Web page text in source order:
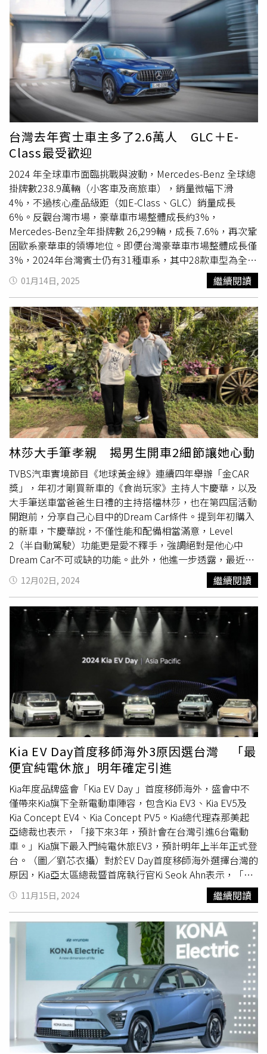
惠政府機關、專案批售、標購者、營業車、租賃及批售車不
適用，詳請洽LUXGEN全台體驗中心/生活館。註3：係指購
買指定車型並於11月份完成領牌，LUXGEN與指定配合公司
保有審核之權利，且不得與其他分期優惠方案併用，詳細內
容請參閱LUXGEN官網或洽全台體驗中心/生活館。註4：詳
細活動辦法請參閱LuxShop商城。註5：納智捷汽車(股)公
司保有隨時增刪、暫停取消或調整上述購車優惠內容及細節
之權利；納智捷對上述購車優惠內容擁有最終解釋權。
圈，呈現豪華與動感兼具的設計語彙。座艙內融合BMW
Operating System 8.5、懸浮式曲面螢幕與AR擴增實境導航
等先進科技，結合水晶中控套件、harman/kardon音響、跑
車座椅與BMW環繞光幕，營造科技與質感並存的豪華座
艙。全車系同時搭載BMW Personal CoPilot智慧駕駛輔助
系統，整合360度環景攝影、遠端3D監控、自動倒車輔助與
變換車道輔助等尖端功能，全面提升駕馭的便利與安心感，
展現新世代BMW 5系列凌駕同級的科技實力與全面魅力。
全新BMW 5系列全車系自上市以來廣獲消費者讚譽，不僅
展現豪華與科技兼具的產品實力，更成為中大型豪華房車級
距的卓越代表。為回饋廣大車主的支持，BMW總代理汎德
推出「BMW仲夏禮馭」專案，凡於本月完成交車領牌，即
可享3年／4萬公里原廠保養套裝，讓車主從容駕馭、尊榮啟
程。同時亦提供多元彈性入主選擇，包含低月付9,900元起
分期購車優惠，或150萬元48期低利率專案，另也提供3年
租賃禮遇方案，輕鬆實現入主夢想。針對指定年式車型，更
限時加贈1年乙式全險與原廠第4年延長保固，全面升級售後
保障體驗。「BMW仲夏禮馭」不僅展現品牌對顧客的誠意
與承諾，更完美呼應全新BMW 5系列在性能、質感與科技
層面的卓越表現，為追求極致駕馭與尊榮生活的車主，帶來
前所未有的豪華新境界。前衛科技再進化 鋒芒自成馭電馳
騁全新BMW i4針對此車型「BMW仲夏禮馭」專案：本月交
車即享4年不限里程原廠保養，全面升級用車體驗。另提供
多元彈性入主選擇，包括月付9,900元起分期、100萬48期
低利專案與3年租賃方案，輕鬆實現純電駕馭夢想。針對指
定年式車型，更限時加贈1年乙式全險，感受BMW i4融合電
能科技與駕馭樂趣的純電魅力（圖／汎德提供）。全新
BMW 4系列純電轎跑BMW i4以嶄新四眼造型日行燈與流線
車身設計展現動感魅力，搭配全新雷射尾燈、M空力套件與
加大口徑尾管，營造蓄勢待發的性能姿態。無論是優雅俐落
的燃油車型，或熱情馭電的i4純電車型，皆全面升級BMW
Operating System 8.5、AR擴增實境導航、懸浮式曲面螢幕
與智慧語音助理2.0，全車系更標配車況抬頭顯示器、手機
數位鑰匙、手機無線充電裝置與智慧Comfort Access免鑰
匙系統，科技配備全面進化。同時導入Fire Red與Cape
YorkGreen等個性化車色，搭配多款質感飾板與全新19吋
996 M型空氣力學輪圈，為追求品味與性能並重的車主打造
獨具風格的駕馭座駕。令人為之讚嘆的駕馭熱情可說是
BMW引以為傲之處，BMW i4更是展現了BMW在電能領域長
久累積的底蘊，駕馭熱情不曾因為動力形式的轉變而有所變
化，i4 eDrive40擁有最高600km*的續航里程表現，i4 M50
更是能創造出驚人的544匹最大馬力輸出，在動力表現與續
航里程間取得絕妙平衡。BMW總代理汎德推出「BMW仲夏
禮馭」限時購車專案，凡於本月完成交車領牌，即可享4年
不限里程原廠保養套裝，全面升級用車體驗。為滿足消費者
多元的購車需求，同步提供彈性入主選擇，包括低月付
9,900元起的分期購車方案，或100萬元48期低利率專案，
以及3年租賃禮馭專案，讓入主BMW電能之選更加輕鬆無
壓。針對指定年式車型，更限時加贈1年乙式全險，進一步
打造全方位無憂擁車體驗，讓更多消費者親身感受BMW i4
融合電能科技與駕馭樂趣的純電魅力，領略未來豪華移動的
嶄新境界前衛科技再進化 鋒芒自成馭電馳騁全新BMW
iX2BMW iX2融合前衛設計與純電動能，展現跨界魅力，開
啟全新豪華移動體驗，針對此車型「BMW仲夏禮馭」專
案：本月交車即享4年不限里程原廠保養，打造無憂駕馭體
驗。另提供多元入主選擇，包括低月付9,900元起分期、
100萬48期低利專案與3年租賃方案，滿足不同用車需求
（圖／汎德提供）。BMW X2作為X家族中最具個性與態度
的運動跑旅，自問世以來便以前衛設計與跑格魅力深受市場
矚目。全新世代純電豪華運動跑旅BMW iX2不僅以更鮮明的
運動化輪廓、六角型輪廓水箱護罩與銳利光型變化智慧LED
頭燈，展現極具張力的外觀氣勢，車身尺碼與車室空間全面
升級，首次導入全景式玻璃車頂，營造開闊明亮的座艙氛
圍。全新世代iX2全面搭載BMW OperatingSystem 9，導入
QuickSelect快捷選單與直覺化操作邏輯，結合懸浮式曲面
螢幕、智慧語音助理2.0、AR擴增實境導航、BMW手機數位
鑰匙2.0與全新進階數位服務平台，帶來沉浸式的用車體
驗。安全配備方面，全車系搭載變換車道輔助與360度環景
攝影系統，科技、駕馭與安全全面升級，完美詮釋新世代豪
華運動跑旅的未來樣貌。BMW總代理汎德於本月推出
「BMW仲夏禮馭」限時專案，凡於本月完成交車領牌，即
可享4年不限里程原廠保養套裝，打造無憂駕馭體驗。同時
亦提供多元彈性入主方案，包括低月付9,900元起的分期購
空間，總計多達 18 處儲物空間設計，更能滿足日常生活的
多元收納需求。位於中控上方的 12.3 吋整合觸控螢幕中控
台，以兼顧簡單明瞭與安全重要性為設計邏輯進行資訊排
列，由上至下依序顯示駕駛、導航、常用功能與系統資訊等
方便駕駛判讀，透過高通 Qualcomm Snapdragon 八核心
車載晶片及 12.3吋的 1,200 × 1,920 像素 IPS 面版，支援
5G 高速連網與 OTA (Over The Air) 遠端更新服務，帶來操
作更精準、顯示更精緻與連線更順暢的使用體驗。The
AllNew Volvo EX30 採用 NFC (NearField Communication)
智慧卡片鑰匙感應解鎖與啟閉車輛，另外支援無線
AppleCarplay 與運用 UWB (Ultra-Wide Band) 超寬頻技術
的手機數位鑰匙 (後續經 OTA 推送軟體更新提供) 與 Key
Tag 運動鑰匙，能主動辨識車主靠近時，進而啟動迎賓燈並
解鎖車輛，離開車輛時則自動上鎖。全新多功能運動方向盤
以跑格十足的平把式造型，不僅便於進出，搭配小盤徑設計
操作更省力。在車艙與座椅材質方面，TheAll New Volvo
EX30 運用全新 Nordico® 植然皮，相較於傳統皮革，
Nordico® 植然皮為 VOLVO 特別研發的生物屬性材料，使用
森林中的松樹脂結合回收寶特瓶製作，精簡了大量的生產工
序，減少碳排放量，並擁有真皮的性能、結合 100% 再生聚
酯纖維特製的舒適永續織布搭配點陣 3D 技術，呈現更細膩
的手感、更好的親膚性，以及防潑水、堅韌、不易褪色、易
清潔的特性，搭配星砂微粒內裝嵌飾，讓整個車室充滿個性
獨具又友善環境的特質。總輸出功率達1040W 的 Harman
Kardon® 多媒體音響系統包含 9 支揚聲器，首度採用
Soundbar 條型音箱置於前擋風玻璃下方，條型音箱內置五
具頂級高音揚聲器與中音揚聲器，兩側後門則配置兩具全頻
揚聲器，條型音箱下方獨特ECS（External Coupled
Subwoofer）低音揚聲器與後行李廂內的重低音揚聲器，讓
小車擁有出色的音場營造與身歷其中的臨場感。照明氛圍是
TheAll New Volvo EX30 散發獨特絕美氣息的關鍵，構思源
自斯堪地納維亞的自然魅力光感，打造全新的沉浸式車室氛
圍主題，包含「Northern Light 北歐極光」、「Mid
Summer 北歐仲夏」、「Forest Bath 北歐森林」、
「Archipelago 群島霞光」、與「Nordic Twilight 北歐晨
光」在內的5種專屬北歐自然風光與絕景，以完善的聲光效
果帶來沉浸式體驗，讓每一次的旅程中盡情放鬆享受。為增
添日常用車的彈性與便利，The All New Volvo EX30 配備電
動尾門，行李廂標準模式擁有 318 公升的置物容積，搭配
60/40 分離後座椅背及底板下方可供較高物品或行李箱直放
空間，使其最大容積可達1,000 公升，搭配電動車專屬前置
物箱的 7 公升，完美詮釋空間聰明運用的極致功力。（圖／
Volvo提供。）全新 PMA2 平台帶來 50：50 完美車身配
重，動力與續航力雙 400 UP 達成作為品牌全新電氣化時代
的最新力作，The All New Volvo EX30 採用全新 PMA2 純
電平台，搭配前麥花臣、後五連桿懸吊系統，透過高剛性與
彈性合金圈狀彈簧與全新防傾桿設計，進而對應電動車重量
強化底盤支撐性，提升操控反應與駕馭樂趣，50：50 的車
身配重讓車輛的重心轉移最小化，無論高速或山路行駛都具
備出色穩定性。在純電動力架構部分，TheAll New Volvo
EX30 的 Twin Motor Performance 車型採用400V 三元鋰高
壓電池系統在 3 組模組化、107 電池芯配置下擁有 69kWh
最大容量，透過溫度監控為電池進行冷卻或預熱管理，延長
使用年限，最大充電功率 153kW，在 DC 快充環境下10%
至 80% 需時 26~28 分鐘。而 The All New Volvo EX30 採
用前 115kW、後 200kW 雙馬達設計，使其最大輸出達
428hp/543Nm，零至一百公里加速僅需 3.6 秒。而為確保
更長遠的續航力，當駕駛不需四輪驅動時會自動改以後輪驅
動車輛前進，搭配再生動能回收(無需啟動單踏板)與熱泵技
術來節省能耗，使其最大續航里程達 450 公里(WLTP標準)
。而深受車主喜愛的PA2 智能駕駛輔助系統也在 The All
New Volvo EX30 進化升級，在 0~130km/h 車速範圍 (ACC
則為0~150km/h) 內皆可進行自動跟車至靜止與再行駛、車
道置中、可起步通知與路標顯示暨速限警示系統外，新增自
動變換車道輔助與大車車道偏離輔助系統，前者可在 PA2
作動下撥動方向燈桿，系統即能依車流狀況進行自動變換車
道；後者則能在通過相鄰車道的大型車輛時自動偏移遠離
20 公分，帶來更為安全且便利的高速路段駕馭感受。（圖
／Volvo提供。）Euro NCAP 五星肯定 小休旅大安全，主被
動與電池防護不妥協受惠 VOLVO 新世代電動車發展，The
All New Volvo EX30 僅 1885kg 的車重控制更有利於續航與
操控表現，但在主、被動安全防護上確仍是絕不妥協的最高
規格，創造兼具輕量與安全的車體結構。強化籠型車體設計
較2023年成長113%。承襲Sheer Driving Pleasure純粹駕馭
精神，BMW M GmbH在2024全球銷量達206,582輛，較去
年成長2.1%，創下品牌創立50年以來的最佳銷售紀錄。台
灣市場在2024年BMW M GmbH總銷售達1,581輛（不含水
貨），較去年增長16%，其中，BMW M2、X2 M35i及i4
M50 xDrive躍升最暢銷車型。2025年，BMW多款矚目新車
即將亮相，全新BMW 1系列與X3率先登場；緊隨其後，全
新BMW M2以純粹駕馭樂趣挑戰極限，全新BMW M5及M5
Touring結合賽道基因與豪華舒適，將高性能四門房車與旅
行車推向全新境界，而全新BMW 520i Touring則為熱愛駕馭
的車迷帶來更優雅且全能的選擇。
台灣去年賓士車主多了2.6萬人 GLC＋E-
Class最受歡迎
2024 年全球車市面臨挑戰與波動，Mercedes-Benz 全球總
掛牌數238.9萬輛（小客車及商旅車），銷量微幅下滑
4%，不過核心產品級距（如E-Class、GLC）銷量成長
6%。反觀台灣市場，豪華車市場整體成長約3%，
Mercedes-Benz全年掛牌數 26,299輛，成長 7.6%，再次鞏
固歐系豪華車的領導地位。即便台灣豪華車市場整體成長僅
3%，2024年台灣賓士仍有31種車系，其中28款車型為全新
或小改款的產品陣容。台灣賓士總裁金恩中（Eun Choong
Kim）表示 ，「2024年台灣賓士有雙位數成長。其中，高
階豪華車系全年銷量占整體銷售13%，且Mercedes-AMG較
去年成長 16%；而純電車款年成長率近25%。」最受消費
者愛戴的休旅車系全年銷量成長超過20%，最暢銷車系GLC
全年掛牌數更突破 8,000 台，年增27%，而代表高階豪華的
經典車型G-Class在台掛牌數也突破 500 台；在中大型房車
部分，E-Class全年掛牌數超過2,000台，穩居級距第一。除
了在車輛銷售報喜以外，台灣賓士於數位服務上也有收穫。
「Mercedes-Benz 數位增訂服務」在台訂閱數累積近 3,800
件，年增高達85%，最受車主青睞的是提供便利車輛控制與
設定的「遠端套件」，能透過手機操作與查詢車輛狀態；此
外，行車紀錄器與原廠導航及相關套件也深受消費者喜愛。
展望2025年，將延續近期上市的產品優勢，不論是雙門轎
跑CLE、經典永恆G-Class、地標最速家族的Mercedes-AMG
各種車型，台灣賓士將依照Mercedes-Benz全球方針，於未
來2年內進行關鍵性的產品布局，迎來全新世代產品線。
01月14日, 2025 繼續閱讀
林莎大手筆孝親 揭男生開車2細節讓她心動
TVBS汽車實境節目《地球黃金線》連續四年舉辦「金CAR
獎」，年初才剛買新車的《食尚玩家》主持人卞慶華，以及
大手筆送車當爸爸生日禮的主持搭檔林莎，也在第四屆活動
開跑前，分享自己心目中的Dream Car條件。提到年初購入
的新車，卞慶華說，不僅性能和配備相當滿意，Level
2（半自動駕駛）功能更是愛不釋手，強調絕對是他心中
Dream Car不可或缺的功能。此外，他進一步透露，最近也
被進口車品牌，更強大的自動駕駛功能打中，「就是打方向
燈就可以自動變換車道，真的非常吸引我。」不過談到近期
很夯的新能源車，卞慶華則說，因為有里程焦慮，極限就是
油電車，暫時不會考慮
純電車款。不過，主持搭檔林莎則因
為爸爸非常喜歡純電車，所以對電動車也有些些研究，今年
爸爸生日，她更是砸重金，買電動車送給爸爸當作生日禮
物。雖然林莎平時搭車機會比較多，開車機會比較少，但她
強調，自己對車內空間和主被動安全配備要求很高，因為這
不僅關乎乘坐的舒適性，也關係到搭車的家人或朋友的安
全。林莎也加碼透露男生開車讓她心動的瞬間，表示有些男
生開車時會主動注意車內溫度，或放酒精、濕紙巾等清潔用
品，方便上下車清潔，「這些小舉動都讓她覺得非常貼心，
感覺很加分。」
12月02日, 2024 繼續閱讀
Kia EV Day首度移師海外3原因選台灣 「最
便宜純電休旅」明年確定引進
Kia年度品牌盛會「Kia EV Day 」首度移師海外，盛會中不
僅帶來Kia旗下全新電動車陣容，包含Kia EV3、Kia EV5及
Kia Concept EV4、Kia Concept PV5。Kia總代理森那美起
亞總裁也表示，「接下來3年，預計會在台灣引進6台電動
車。」Kia旗下最入門純電休旅EV3，預計明年上半年正式登
台。（圖／劉芯衣攝）對於EV Day首度移師海外選擇台灣的
原因，Kia亞太區總裁暨首席執行官Ki Seok Ahn表示，「今
年正好是台灣森那美起亞成立屆滿的第十周年，且台灣是亞
太區最大的電動車市場之一。近年來，Kia台灣寫下卓越的
年Kia在台屢創銷售佳績，其中純電車款
Kia EV6、Kia EV9自
上市以來累計銷量已突破2,000台，2024年累計至10月，
Kia更蟬聯非豪華進口電動車銷售品牌冠軍。此外，台灣市
場於去年榮獲Kia全球總部評選為「2023年度電動車表現最
優異市場」，都是此次Kia APAC亞太總部選擇台灣作為首場
海外Kia EV Day的關鍵契機。隨著全球汽車市場加速邁向電
動化，Kia也將規劃提供多元化的選擇，以及不同價格帶的
車款，同時針對各市場電動化程度，同步擴大應用於油電混
合車HEV，與PBV模組化電動車平台的產品規劃。Ki Seok
11月15日, 2024 繼續閱讀